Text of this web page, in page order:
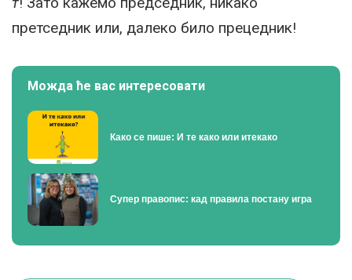
претседник или, далеко било прецедник!
Можда ће вас интересовати
Како се пише: И те како или итекако
Супер правопис: кад правила постану игра